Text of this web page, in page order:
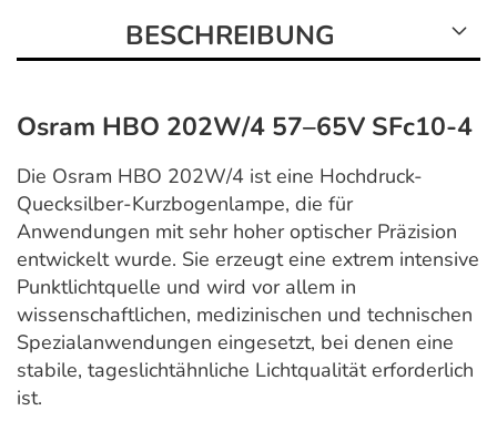
BESCHREIBUNG
Osram HBO 202W/4 57–65V SFc10-4
Die Osram HBO 202W/4 ist eine Hochdruck-
Quecksilber-Kurzbogenlampe, die für
Anwendungen mit sehr hoher optischer Präzision
entwickelt wurde. Sie erzeugt eine extrem intensive
Punktlichtquelle und wird vor allem in
wissenschaftlichen, medizinischen und technischen
Spezialanwendungen eingesetzt, bei denen eine
stabile, tageslichtähnliche Lichtqualität erforderlich
ist.